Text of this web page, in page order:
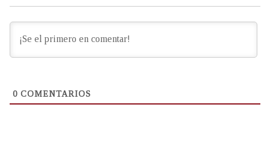
0 COMENTARIOS